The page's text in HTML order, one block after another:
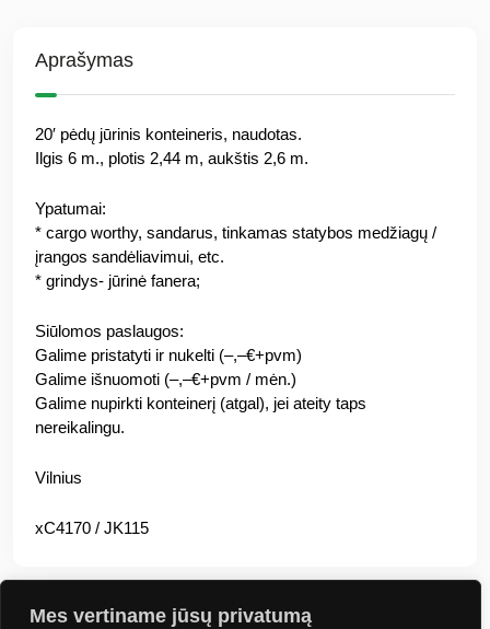
Mes vertiname jūsų privatumą
Aprašymas
20′ pėdų jūrinis konteineris, naudotas.
Ilgis 6 m., plotis 2,44 m, aukštis 2,6 m.
Ypatumai:
* cargo worthy, sandarus, tinkamas statybos medžiagų /
įrangos sandėliavimui, etc.
* grindys- jūrinė fanera;
Siūlomos paslaugos:
Galime pristatyti ir nukelti (–,–€+pvm)
Galime išnuomoti (–,–€+pvm / mėn.)
Galime nupirkti konteinerį (atgal), jei ateity taps
nereikalingu.
Vilnius
xC4170 / JK115